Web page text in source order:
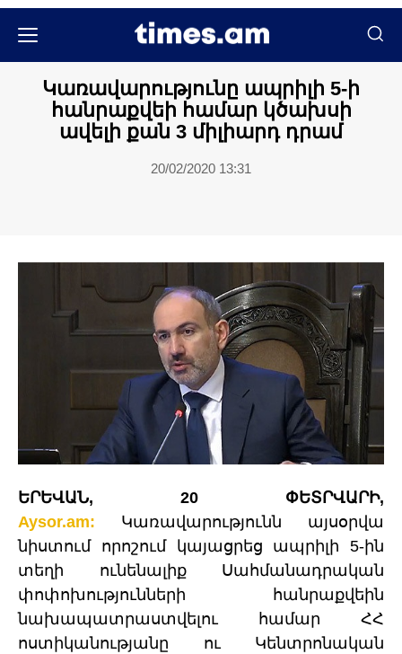
Կառավարությունը ապրիլի 5-ի
հանրաքվեի համար կծախսի
ավելի քան 3 միլիարդ դրամ
20/02/2020 13:31
ԵՐԵՎԱՆ, 20 ՓԵՏՐՎԱՐԻ,
Aysor.am:
Կառավարությունն այսօրվա
նիստում որոշում կայացրեց ապրիլի 5-ին
տեղի ունենալիք Սահմանադրական
փոփոխությունների հանրաքվեին
նախապատրաստվելու համար ՀՀ
ոստիկանությանը ու Կենտրոնական